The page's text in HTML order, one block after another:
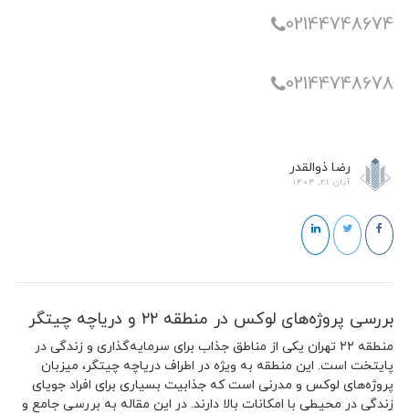
02144748674
02144748678
رضا ذوالقدر
آبان 21, 1403
بررسی پروژه‌های لوکس در منطقه ۲۲ و دریاچه چیتگر
منطقه ۲۲ تهران یکی از مناطق جذاب برای سرمایه‌گذاری و زندگی در
پایتخت است. این منطقه به ویژه در اطراف دریاچه چیتگر، میزبان
پروژه‌های لوکس و مدرنی است که جذابیت بسیاری برای افراد جویای
زندگی در محیطی با امکانات بالا دارند. در این مقاله به بررسی جامع و